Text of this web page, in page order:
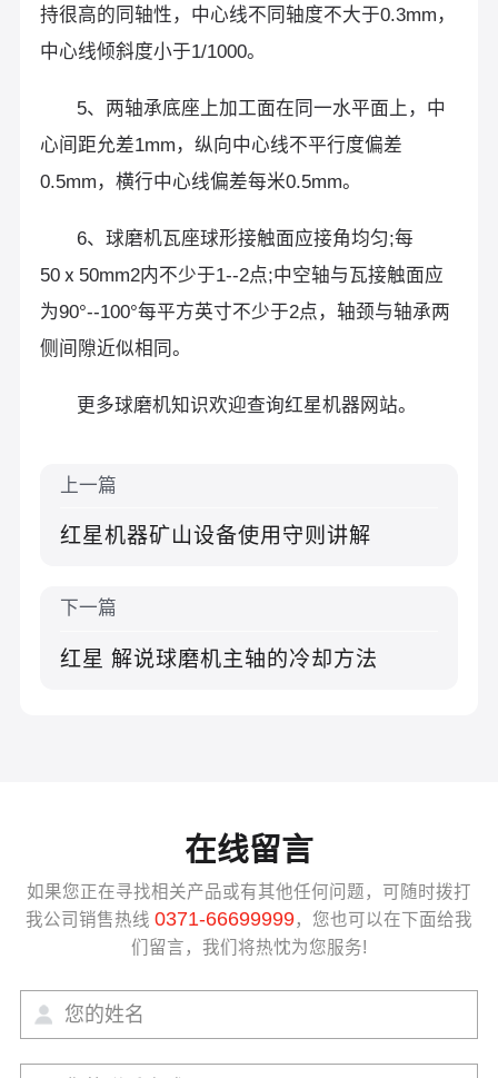
持很高的同轴性，中心线不同轴度不大于0.3mm，
中心线倾斜度小于1/1000。
5、两轴承底座上加工面在同一水平面上，中
心间距允差1mm，纵向中心线不平行度偏差
0.5mm，横行中心线偏差每米0.5mm。
6、球磨机瓦座球形接触面应接角均匀;每
50ⅹ50mm2内不少于1--2点;中空轴与瓦接触面应
为90°--100°每平方英寸不少于2点，轴颈与轴承两
侧间隙近似相同。
更多球磨机知识欢迎查询红星机器网站。
上一篇
红星机器矿山设备使用守则讲解
下一篇
红星 解说球磨机主轴的冷却方法
在线留言
如果您正在寻找相关产品或有其他任何问题，可随时拨打
我公司销售热线 0371-66699999，您也可以在下面给我
们留言，我们将热忱为您服务!